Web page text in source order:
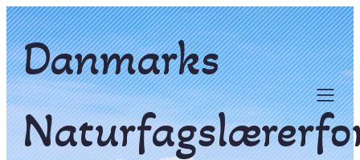
Danmarks